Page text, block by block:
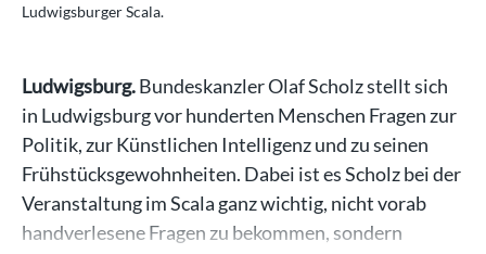
Ludwigsburger Scala.
Ludwigsburg.Bundeskanzler Olaf Scholz stellt sich
in Ludwigsburg vor hunderten Menschen Fragen zur
Politik, zur Künstlichen Intelligenz und zu seinen
Frühstücksgewohnheiten. Dabei ist es Scholz bei der
Veranstaltung im Scala ganz wichtig, nicht vorab
handverlesene Fragen zu bekommen, sondern